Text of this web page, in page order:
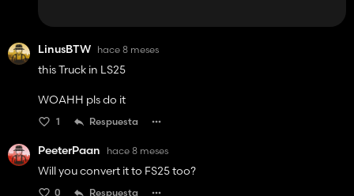
LinusBTW hace 8 meses
this Truck in LS25
WOAHH pls do it
1 Respuesta
PeeterPaan hace 8 meses
Will you convert it to FS25 too?
0 Respuesta